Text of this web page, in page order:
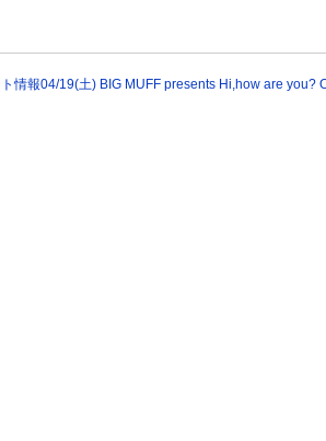
情報04/19(土) BIG MUFF presents Hi,how are you?